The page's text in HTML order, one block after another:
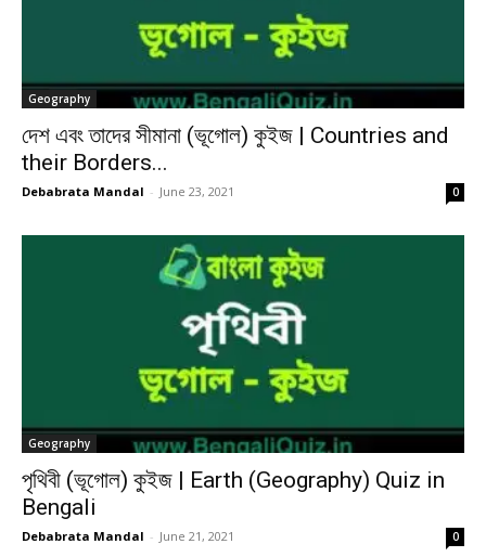
Geography
দেশ এবং তাদের সীমানা (ভূগোল) কুইজ | Countries and
their Borders...
Debabrata Mandal - June 23, 2021 0
Geography
পৃথিবী (ভূগোল) কুইজ | Earth (Geography) Quiz in
Bengali
Debabrata Mandal - June 21, 2021 0